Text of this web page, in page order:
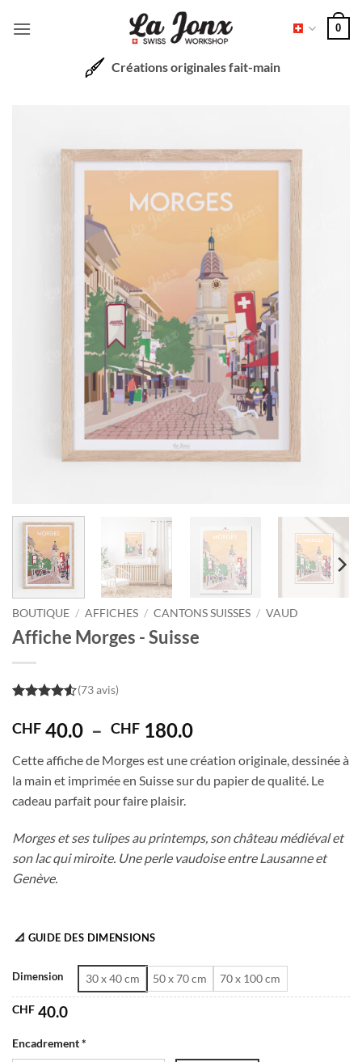
0
Créations originales fait-main
BOUTIQUE / AFFICHES / CANTONS SUISSES / VAUD
Affiche Morges - Suisse
5
(73 avis)
CHF 40.0 – CHF 180.0Plage
prix :
CHF 40.0
Cette affiche de Morges est une création originale, dessinée à
la main et imprimée en Suisse sur du papier de qualité. Le
cadeau parfait pour faire plaisir.
Morges et ses tulipes au printemps, son château médiéval et
son lac qui miroite. Une perle vaudoise entre Lausanne et
Genève.
📐 GUIDE DES DIMENSIONS
Dimension 30 x 40 cm 50 x 70 cm 70 x 100 cm
CHF 40.0
Encadrement *